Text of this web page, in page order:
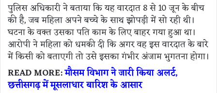
पुलिस अधिकारी ने बताया कि यह वारदात 8 से 10 जून के बीच
की है, जब महिला अपने बच्चे के साथ झोपड़ी में सो रही थी।
घटना के वक्त उसका पति काम के लिए बाहर गया हुआ था।
आरोपी ने महिला को धमकी दी कि अगर वह इस वारदात के बारे
में किसी को बताएगी तो उसे इसका गंभीर अंजाम भुगतना होगा।
READ MORE:मौसम विभाग ने जारी किया अलर्ट,
छत्तीसगढ़ में मूसलाधार बारिश के आसार